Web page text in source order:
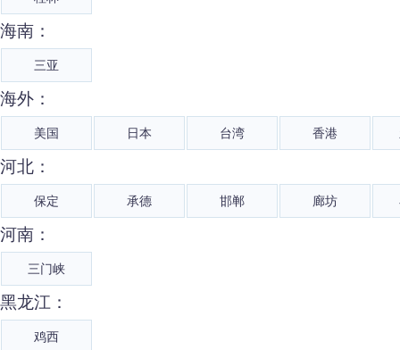
海南：
三亚
海外：
美国 日本 台湾 香港
河北：
保定 承德 邯郸 廊坊
河南：
三门峡
黑龙江：
鸡西